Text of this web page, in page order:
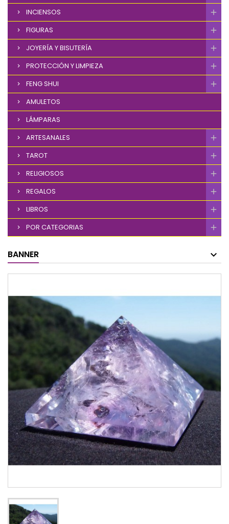
INCIENSOS
FIGURAS
JOYERÍA Y BISUTERÍA
PROTECCIÓN Y LIMPIEZA
FENG SHUI
AMULETOS
LÁMPARAS
ARTESANALES
TAROT
RELIGIOSOS
REGALOS
LIBROS
POR CATEGORIAS
BANNER